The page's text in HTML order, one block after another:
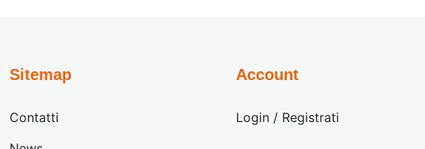
Sitemap
Contatti
Account
Login / Registrati